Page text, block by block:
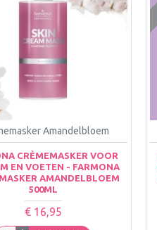
Amandelbloem
CRÈMEMASKER VOOR
EN VOETEN - FARMONA
AMANDELBLOEM
500ML
€ 16,95